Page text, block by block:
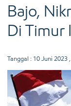
Bajo,
Di Timur
Tanggal : 10 Juni 2023